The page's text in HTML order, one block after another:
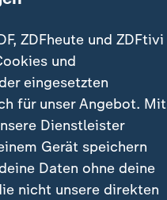
ZDFheute und ZDFtivi
und
eingesetzten
für unser Angebot. Mit
Dienstleister
Gerät speichern
Daten ohne deine
nicht unsere direkten